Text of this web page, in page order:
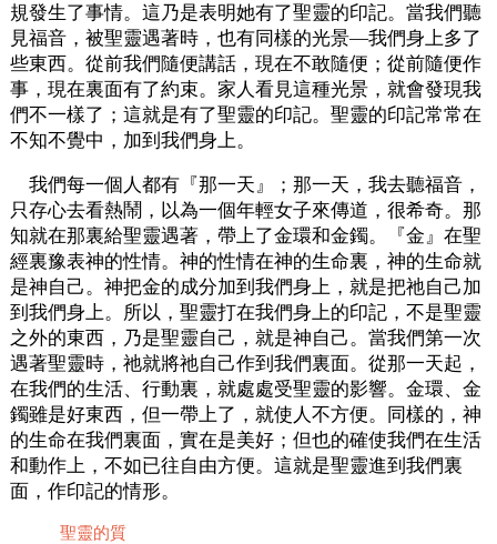
規發生了事情。這乃是表明她有了聖靈的印記。當我們聽
見福音，被聖靈遇著時，也有同樣的光景—我們身上多了
些東西。從前我們隨便講話，現在不敢隨便；從前隨便作
事，現在裏面有了約束。家人看見這種光景，就會發現我
們不一樣了；這就是有了聖靈的印記。聖靈的印記常常在
不知不覺中，加到我們身上。
我們每一個人都有『那一天』；那一天，我去聽福音，
只存心去看熱鬧，以為一個年輕女子來傳道，很希奇。那
知就在那裏給聖靈遇著，帶上了金環和金鐲。『金』在聖
經裏豫表神的性情。神的性情在神的生命裏，神的生命就
是神自己。神把金的成分加到我們身上，就是把祂自己加
到我們身上。所以，聖靈打在我們身上的印記，不是聖靈
之外的東西，乃是聖靈自己，就是神自己。當我們第一次
遇著聖靈時，祂就將祂自己作到我們裏面。從那一天起，
在我們的生活、行動裏，就處處受聖靈的影響。金環、金
鐲雖是好東西，但一帶上了，就使人不方便。同樣的，神
的生命在我們裏面，實在是美好；但也的確使我們在生活
和動作上，不如已往自由方便。這就是聖靈進到我們裏
面，作印記的情形。
聖靈的質